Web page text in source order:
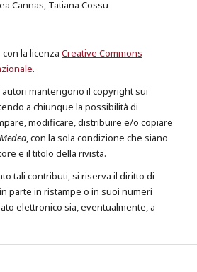
Cannas, Tatiana Cossu
la licenza Creative Commons
.
autori mantengono il copyright sui
a chiunque la possibilità di
modificare, distribuire e/o copiare
Medea, con la sola condizione che siano
e il titolo della rivista.
tali contributi, si riserva il diritto di
parte in ristampe o in suoi numeri
elettronico sia, eventualmente, a